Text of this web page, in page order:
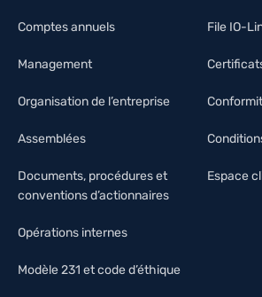
Comptes annuels
Management
Organisation de l’entreprise
Assemblées
Documents, procédures et
conventions d’actionnaires
Opérations internes
Modèle 231 et code d’éthique
File IO-
Espace